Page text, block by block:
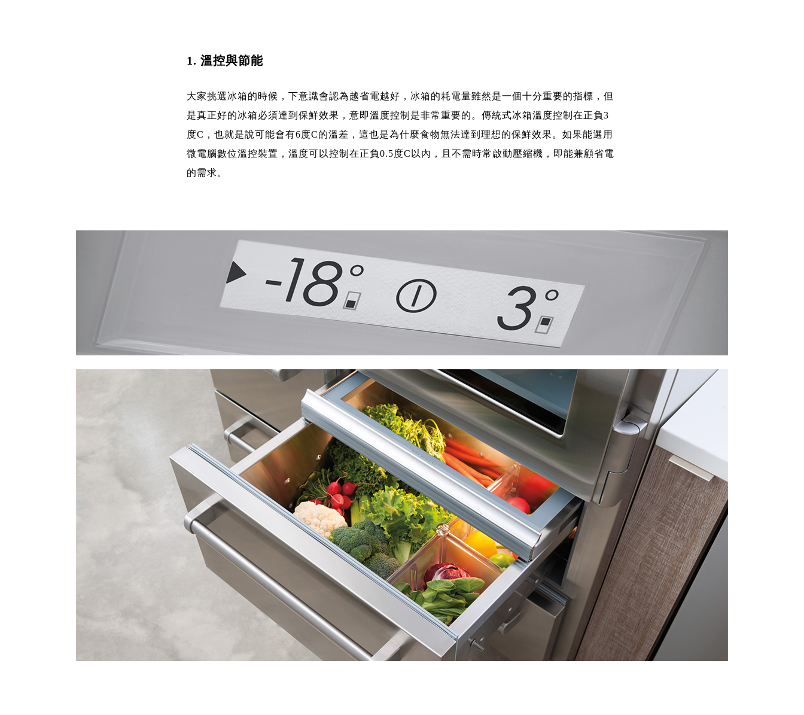
1. 溫控與節能
大家挑選冰箱的時候，下意識會認為越省電越好，冰箱的耗電量雖然是一個十分重要的指標，但
是真正好的冰箱必須達到保鮮效果，意即溫度控制是非常重要的。傳統式冰箱溫度控制在正負3
度C，也就是說可能會有6度C的溫差，這也是為什麼食物無法達到理想的保鮮效果。如果能選用
微電腦數位溫控裝置，溫度可以控制在正負0.5度C以內，且不需時常啟動壓縮機，即能兼顧省電
的需求。